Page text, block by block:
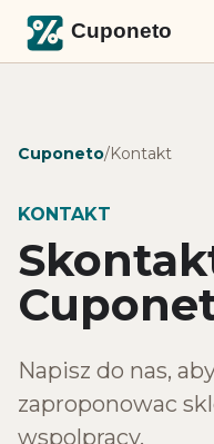
Cuponeto/Kontakt
KONTAKT
Napisz do nas,
zaproponowac
wspolpracy.